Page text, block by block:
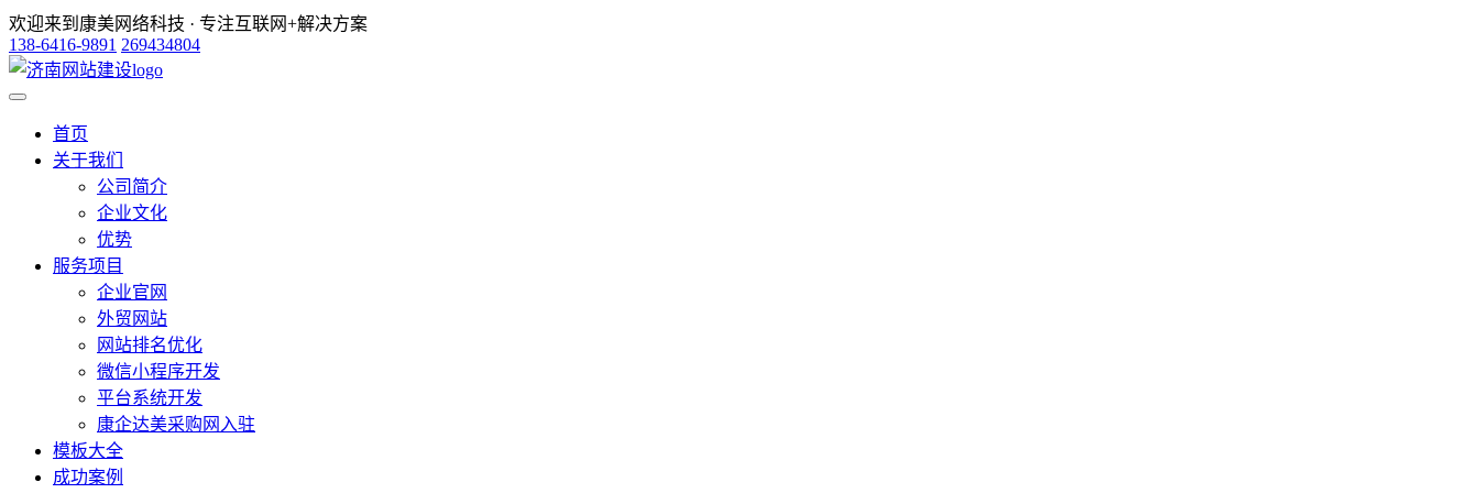
欢迎来到康美网络科技 · 专注互联网+解决方案
138-6416-9891 269434804
首页
关于我们
公司简介
企业文化
优势
服务项目
企业官网
外贸网站
网站排名优化
微信小程序开发
平台系统开发
康企达美采购网入驻
模板大全
成功案例